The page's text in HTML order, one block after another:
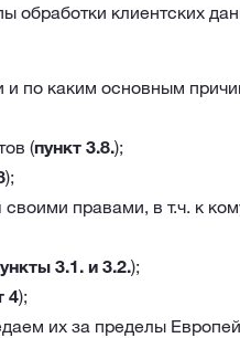
клиентских
по каким основным
(пункт 3.8.);
);
правами, в т.ч. к
3.1. и 3.2.);
4);
их за пределы